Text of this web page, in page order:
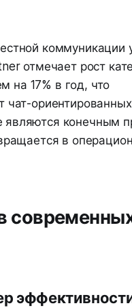
коммуникации
отмечает рост
на 17% в год, что
чат-
конечным
в